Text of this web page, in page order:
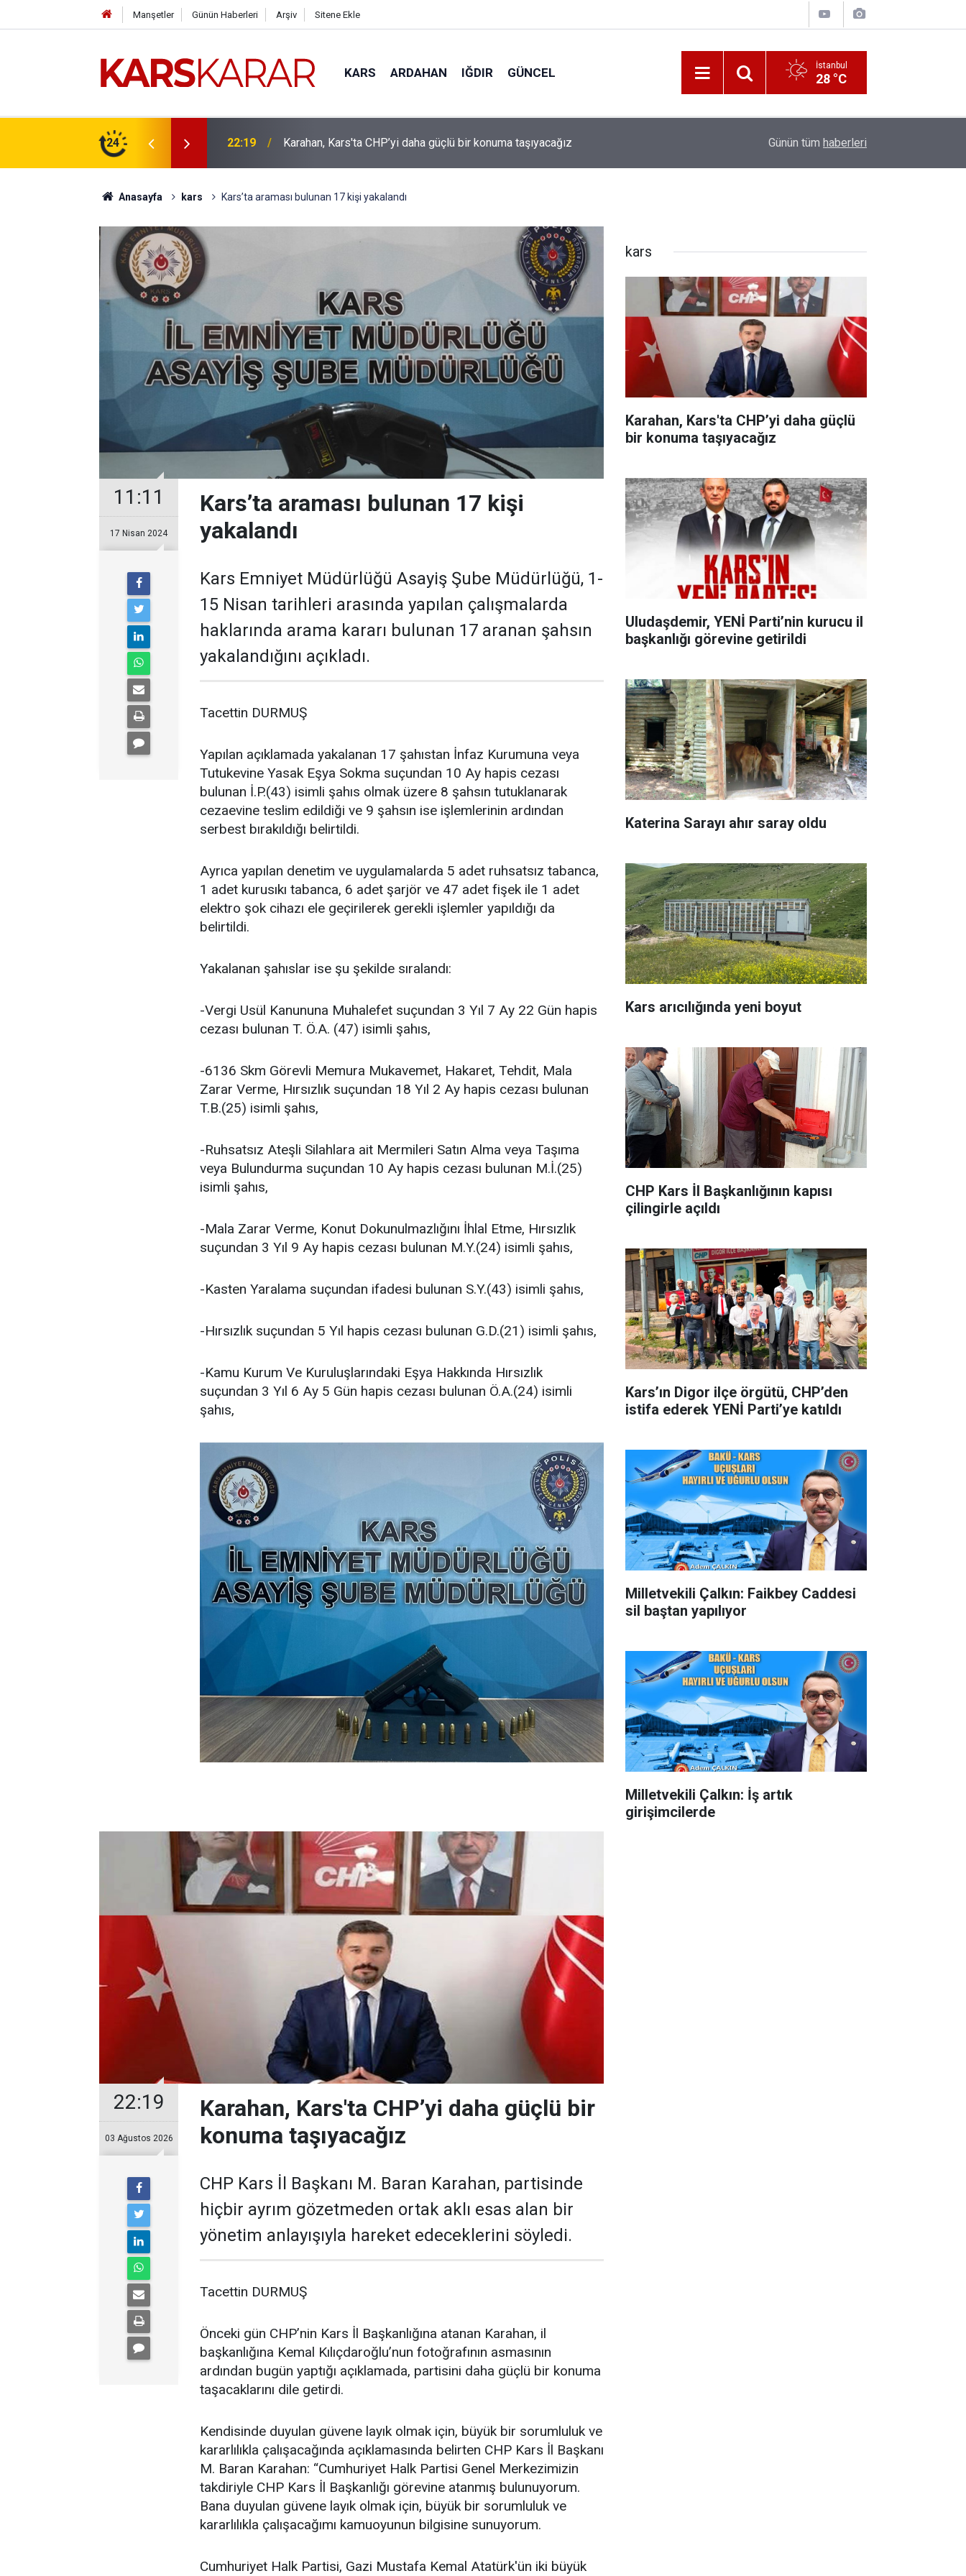
Manşetler Günün Haberleri Arşiv Sitene Ekle
KARS ARDAHAN IĞDIR GÜNCEL İstanbul
28 °C
24
bir konuma taşıyacağız 16:15 Uludaşdemir, YENİ Parti’nin kurucu il başkanlığı görevine getirildi Katerina Sarayı ahır saray oldu
Günün tüm haberleri
Anasayfa kars Kars’ta araması bulunan 17 kişi yakalandı
11:11
17 Nisan 2024
Kars’ta araması bulunan 17 kişi
yakalandı
Kars Emniyet Müdürlüğü Asayiş Şube Müdürlüğü, 1-
15 Nisan tarihleri arasında yapılan çalışmalarda
haklarında arama kararı bulunan 17 aranan şahsın
yakalandığını açıkladı.
Tacettin DURMUŞ
Yapılan açıklamada yakalanan 17 şahıstan İnfaz Kurumuna veya
Tutukevine Yasak Eşya Sokma suçundan 10 Ay hapis cezası
bulunan İ.P.(43) isimli şahıs olmak üzere 8 şahsın tutuklanarak
cezaevine teslim edildiği ve 9 şahsın ise işlemlerinin ardından
serbest bırakıldığı belirtildi.
Ayrıca yapılan denetim ve uygulamalarda 5 adet ruhsatsız tabanca,
1 adet kurusıkı tabanca, 6 adet şarjör ve 47 adet fişek ile 1 adet
elektro şok cihazı ele geçirilerek gerekli işlemler yapıldığı da
belirtildi.
Yakalanan şahıslar ise şu şekilde sıralandı:
-Vergi Usül Kanununa Muhalefet suçundan 3 Yıl 7 Ay 22 Gün hapis
cezası bulunan T. Ö.A. (47) isimli şahıs,
-6136 Skm Görevli Memura Mukavemet, Hakaret, Tehdit, Mala
Zarar Verme, Hırsızlık suçundan 18 Yıl 2 Ay hapis cezası bulunan
T.B.(25) isimli şahıs,
-Ruhsatsız Ateşli Silahlara ait Mermileri Satın Alma veya Taşıma
veya Bulundurma suçundan 10 Ay hapis cezası bulunan M.İ.(25)
isimli şahıs,
-Mala Zarar Verme, Konut Dokunulmazlığını İhlal Etme, Hırsızlık
suçundan 3 Yıl 9 Ay hapis cezası bulunan M.Y.(24) isimli şahıs,
-Kasten Yaralama suçundan ifadesi bulunan S.Y.(43) isimli şahıs,
-Hırsızlık suçundan 5 Yıl hapis cezası bulunan G.D.(21) isimli şahıs,
-Kamu Kurum Ve Kuruluşlarındaki Eşya Hakkında Hırsızlık
suçundan 3 Yıl 6 Ay 5 Gün hapis cezası bulunan Ö.A.(24) isimli
şahıs,
22:19
03 Ağustos 2026
Karahan, Kars'ta CHP’yi daha güçlü bir
konuma taşıyacağız
CHP Kars İl Başkanı M. Baran Karahan, partisinde
hiçbir ayrım gözetmeden ortak aklı esas alan bir
yönetim anlayışıyla hareket edeceklerini söyledi.
Tacettin DURMUŞ
Önceki gün CHP’nin Kars İl Başkanlığına atanan Karahan, il
başkanlığına Kemal Kılıçdaroğlu’nun fotoğrafının asmasının
ardından bugün yaptığı açıklamada, partisini daha güçlü bir konuma
taşacaklarını dile getirdi.
Kendisinde duyulan güvene layık olmak için, büyük bir sorumluluk ve
kararlılıkla çalışacağında açıklamasında belirten CHP Kars İl Başkanı
M. Baran Karahan: “Cumhuriyet Halk Partisi Genel Merkezimizin
takdiriyle CHP Kars İl Başkanlığı görevine atanmış bulunuyorum.
Bana duyulan güvene layık olmak için, büyük bir sorumluluk ve
kararlılıkla çalışacağımı kamuoyunun bilgisine sunuyorum.
Cumhuriyet Halk Partisi, Gazi Mustafa Kemal Atatürk'ün iki büyük
kars
Karahan, Kars'ta CHP’yi daha güçlü
bir konuma taşıyacağız
Uludaşdemir, YENİ Parti’nin kurucu il
başkanlığı görevine getirildi
Katerina Sarayı ahır saray oldu
Kars arıcılığında yeni boyut
CHP Kars İl Başkanlığının kapısı
çilingirle açıldı
Kars’ın Digor ilçe örgütü, CHP’den
istifa ederek YENİ Parti’ye katıldı
Milletvekili Çalkın: Faikbey Caddesi
sil baştan yapılıyor
Milletvekili Çalkın: İş artık
girişimcilerde